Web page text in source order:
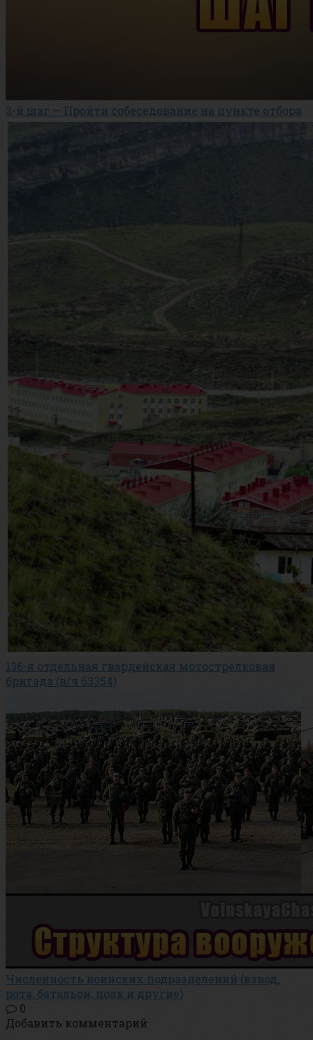
3-й шаг — Пройти собеседование на пункте отбора
136-я отдельная гвардейская мотострелковая
бригада (в/ч 63354)
Численность воинских подразделений (взвод,
рота, батальон, полк и другие)
0
Добавить комментарий